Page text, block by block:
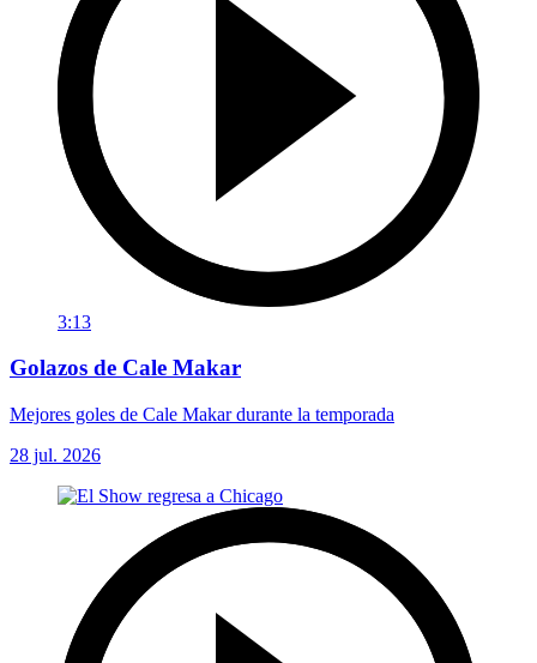
3:13
Golazos de Cale Makar
Mejores goles de Cale Makar durante la temporada
28 jul. 2026